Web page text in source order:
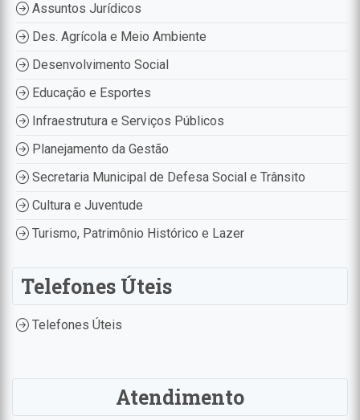
Assuntos Jurídicos
Des. Agrícola e Meio Ambiente
Desenvolvimento Social
Educação e Esportes
Infraestrutura e Serviços Públicos
Planejamento da Gestão
Secretaria Municipal de Defesa Social e Trânsito
Cultura e Juventude
Turismo, Patrimônio Histórico e Lazer
Telefones Úteis
Telefones Úteis
Atendimento